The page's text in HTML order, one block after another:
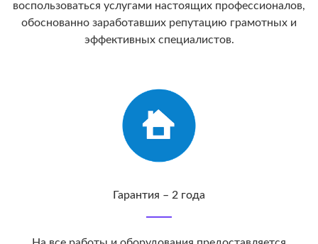
воспользоваться услугами настоящих профессионалов,
обоснованно заработавших репутацию грамотных и
эффективных специалистов.
Гарантия – 2 года